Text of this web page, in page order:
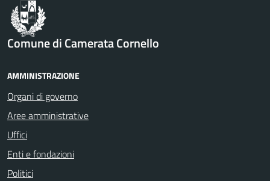
Comune di Camerata Cornello
AMMINISTRAZIONE
Organi di governo
Aree amministrative
Uffici
Enti e fondazioni
Politici